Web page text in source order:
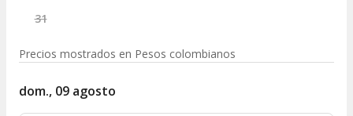
31
Precios mostrados en Pesos colombianos
dom., 09 agosto